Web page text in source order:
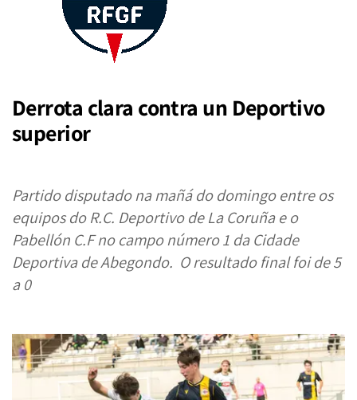
Derrota clara contra un Deportivo
superior
Partido disputado na mañá do domingo entre os
equipos do R.C. Deportivo de La Coruña e o
Pabellón C.F no campo número 1 da Cidade
Deportiva de Abegondo. O resultado final foi de 5
a 0